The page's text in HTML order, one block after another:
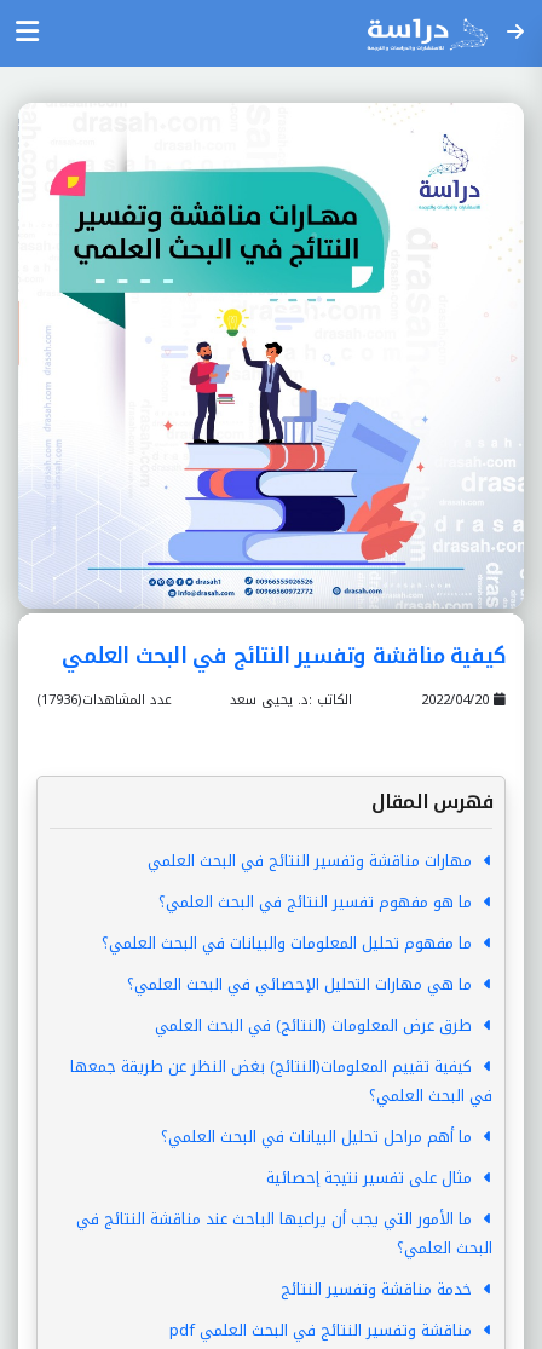
كيفية مناقشة وتفسير النتائج في البحث العلمي
عدد المشاهدات(17936) الكاتب :د. يحيى سعد
فهرس المقال
مهارات مناقشة وتفسير النتائج في البحث العلمي
ما هو مفهوم تفسير النتائج في البحث العلمي؟
ما مفهوم تحليل المعلومات والبيانات في البحث العلمي؟
ما هي مهارات التحليل الإحصائي في البحث العلمي؟
طرق عرض المعلومات (النتائج) في البحث العلمي
كيفية تقييم المعلومات(النتائج) بغض النظر عن طريقة جمعها
في البحث العلمي؟
ما أهم مراحل تحليل البيانات في البحث العلمي؟
مثال على تفسير نتيجة إحصائية
ما الأمور التي يجب أن يراعيها الباحث عند مناقشة النتائج في
البحث العلمي؟
خدمة مناقشة وتفسير النتائج
مناقشة وتفسير النتائج في البحث العلمي pdf